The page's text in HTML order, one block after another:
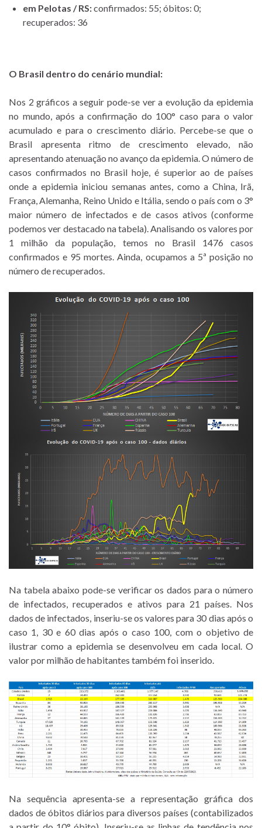
em Pelotas / RS:confirmados: 55; óbitos: 0;
recuperados: 36
O Brasil dentro do cenário mundial:
Nos 2 gráficos a seguir pode-se ver a evolução da epidemia
no mundo, após a confirmação do 100° caso para o valor
acumulado e para o crescimento diário. Percebe-se que o
Brasil apresenta ritmo de crescimento elevado, não
apresentando atenuação no avanço da epidemia. O número de
casos confirmados no Brasil hoje, é superior ao de países
onde a epidemia iniciou semanas antes, como a China, Irã,
França, Alemanha, Reino Unido e Itália, sendo o país com o 3°
maior número de infectados e de casos ativos (conforme
podemos ver destacado na tabela). Analisando os valores por
1 milhão da população, temos no Brasil 1476 casos
confirmados e 95 mortes. Ainda, ocupamos a 5ª posição no
número de recuperados.
Na tabela abaixo pode-se verificar os dados para o número
de infectados, recuperados e ativos para 21 países. Nos
dados de infectados, inseriu-se os valores para 30 dias após o
caso 1, 30 e 60 dias após o caso 100, com o objetivo de
ilustrar como a epidemia se desenvolveu em cada local. O
valor por milhão de habitantes também foi inserido.
Na sequência apresenta-se a representação gráfica dos
dados de óbitos diários para diversos países (contabilizados